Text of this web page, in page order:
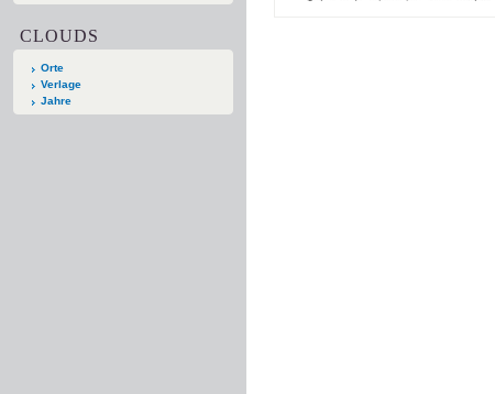
CLOUDS
Orte
Verlage
Jahre